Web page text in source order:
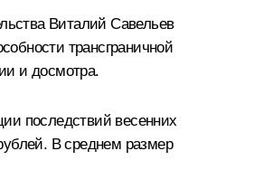
Виталий Савельев
трансграничной
и досмотра.
последствий весенних
В среднем размер